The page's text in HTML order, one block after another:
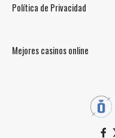
Política de Privacidad
Mejores casinos online